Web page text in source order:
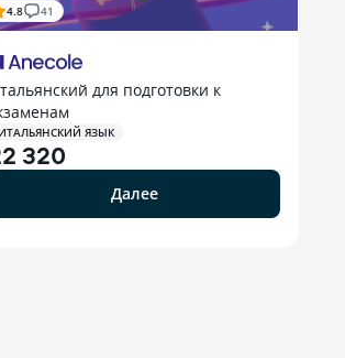
4.8 41
для подготовки к
ИТАЛЬЯНСКИЙ ЯЗЫК
320
Далее